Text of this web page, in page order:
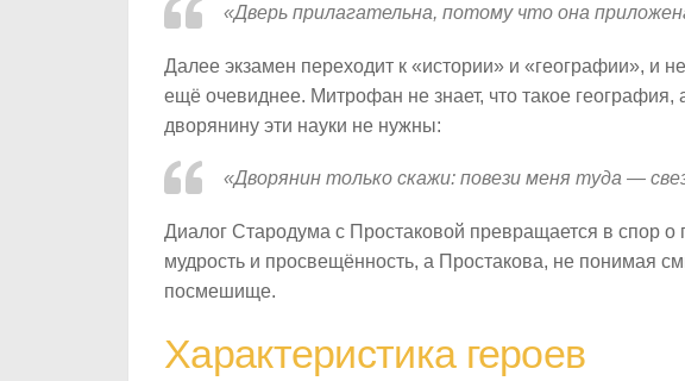
«Дверь прилагательна, потому что она
Далее экзамен переходит к «истории» и «географии», и
ещё очевиднее. Митрофан не знает, что такое география,
дворянину эти науки не нужны:
«Дворянин только скажи: повези меня туда —
Диалог Стародума с Простаковой превращается в спор о
мудрость и просвещённость, а Простакова, не понимая
посмешище.
Характеристика героев